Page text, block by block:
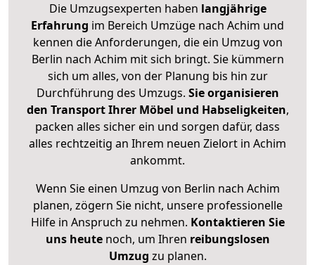
Die Umzugsexperten haben langjährige
Erfahrung im Bereich Umzüge nach Achim und
kennen die Anforderungen, die ein Umzug von
Berlin nach Achim mit sich bringt. Sie kümmern
sich um alles, von der Planung bis hin zur
Durchführung des Umzugs. Sie organisieren
den Transport Ihrer Möbel und Habseligkeiten,
packen alles sicher ein und sorgen dafür, dass
alles rechtzeitig an Ihrem neuen Zielort in Achim
ankommt.
Wenn Sie einen Umzug von Berlin nach Achim
planen, zögern Sie nicht, unsere professionelle
Hilfe in Anspruch zu nehmen. Kontaktieren Sie
uns heutenoch, um Ihren reibungslosen
Umzug zu planen.